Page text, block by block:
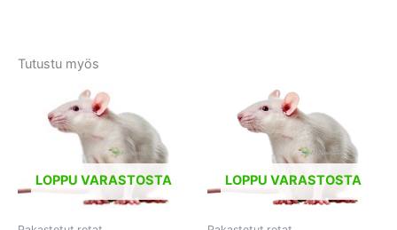
Tutustu myös
LOPPU VARASTOSTA LOPPU VARASTOSTA